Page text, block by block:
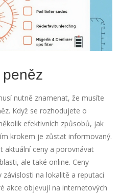
nutně znamenat, že musíte
Když se rozhodujete o
efektivních způsobů, jak
krokem je zůstat informovaný.
aktuální ceny a porovnávat
ale také online. Ceny
na lokalitě a reputaci
akce objevují na internetových